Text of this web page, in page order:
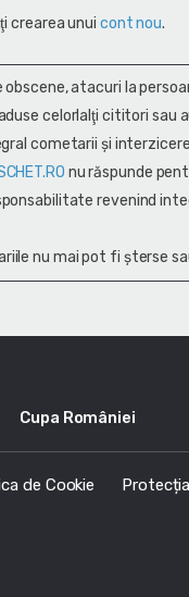
crearea unui cont nou.
atacuri la
celorlalţi cititori sau
cometarii și
nu răspunde
revenind
nu mai pot fi șterse
Cupa României
de Cookie